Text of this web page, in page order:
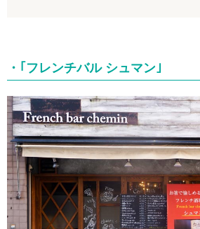
・｢フレンチバル シュマン｣